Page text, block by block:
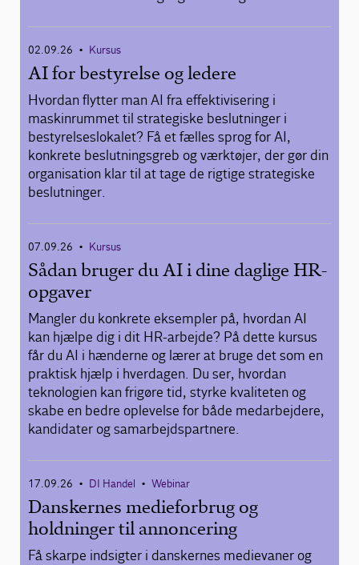
02.09.26 • Kursus
AI for bestyrelse og ledere
Hvordan flytter man AI fra effektivisering i
maskinrummet til strategiske beslutninger i
bestyrelseslokalet? Få et fælles sprog for AI,
konkrete beslutningsgreb og værktøjer, der gør din
organisation klar til at tage de rigtige strategiske
beslutninger.
07.09.26 • Kursus
Sådan bruger du AI i dine daglige HR-
opgaver
Mangler du konkrete eksempler på, hvordan AI
kan hjælpe dig i dit HR-arbejde? På dette kursus
får du AI i hænderne og lærer at bruge det som en
praktisk hjælp i hverdagen. Du ser, hvordan
teknologien kan frigøre tid, styrke kvaliteten og
skabe en bedre oplevelse for både medarbejdere,
kandidater og samarbejdspartnere.
17.09.26 • DI Handel • Webinar
Danskernes medieforbrug og
holdninger til annoncering
Få skarpe indsigter i danskernes medievaner og